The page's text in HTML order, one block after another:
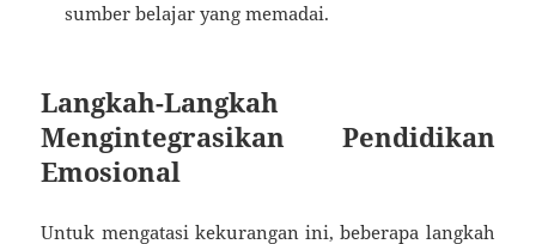
sumber belajar yang memadai.
Langkah-Langkah
Mengintegrasikan Pendidikan
Emosional
Untuk mengatasi kekurangan ini, beberapa langkah